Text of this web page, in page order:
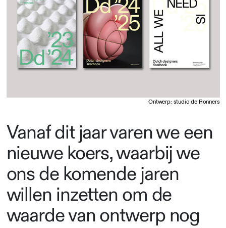
Ontwerp: studio de Ronners
Vanaf dit jaar varen we een
nieuwe koers, waarbij we
ons de komende jaren
willen inzetten om de
waarde van ontwerp nog